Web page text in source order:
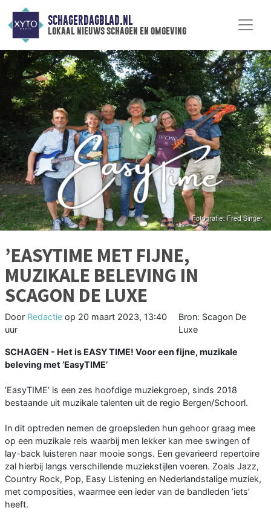
SCHAGERDAGBLAD.NL
lokaal nieuws schagen en omgeving
’EASYTIME MET FIJNE,
MUZIKALE BELEVING IN
SCAGON DE LUXE
Door Redactie op 20 maart 2023, 13:40
uur
Bron: Scagon De
Luxe
SCHAGEN - Het is EASY TIME! Voor een fijne, muzikale
beleving met ’EasyTIME’
’EasyTIME’ is een zes hoofdige muziekgroep, sinds 2018
bestaande uit muzikale talenten uit de regio Bergen/Schoorl.
In dit optreden nemen de groepsleden hun gehoor graag mee
op een muzikale reis waarbij men lekker kan mee swingen of
lay-back luisteren naar mooie songs. Een gevarieerd repertoire
zal hierbij langs verschillende muziekstijlen voeren. Zoals Jazz,
Country Rock, Pop, Easy Listening en Nederlandstalige muziek,
met composities, waarmee een ieder van de bandleden ’iets’
heeft.